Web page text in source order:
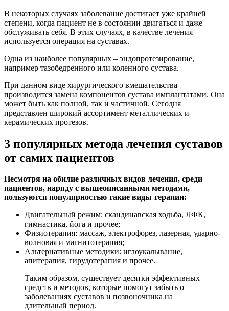
В некоторых случаях заболевание достигает уже крайней
степени, когда пациент не в состоянии двигаться и даже
обслуживать себя. В этих случаях, в качестве лечения
используется операция на суставах.
Одна из наиболее популярных – эндопротезирование,
например тазобедренного или коленного сустава.
При данном виде хирургического вмешательства
производится замена компонентов сустава имплантатами. Она
может быть как полной, так и частичной. Сегодня
представлен широкий ассортимент металлических и
керамических протезов.
3 популярных метода лечения суставов
от самих пациентов
Несмотря на обилие различных видов лечения, среди
пациентов, наряду с вышеописанными методами,
пользуются популярностью такие виды терапии:
Двигательный режим: скандинавская ходьба, ЛФК,
гимнастика, йога и прочее;
Физиотерапия: массаж, электрофорез, лазерная, ударно-
волновая и магнитотерапия;
Альтернативные методики: иглоукалывание,
апитерапия, гирудотерапия и прочее.
Таким образом, существует десятки эффективных
средств и методов, которые помогут забыть о
заболеваниях суставов и позвоночника на
длительный период.